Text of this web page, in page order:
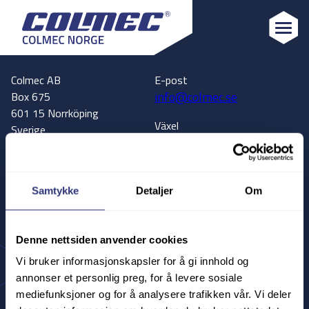
Samtykke Detaljer Om
Denne nettsiden anvender cookies
Vi bruker informasjonskapsler for å gi innhold og
annonser et personlig preg, for å levere sosiale
mediefunksjoner og for å analysere trafikken vår. Vi deler
Colmec
Colmec AB
Box 675
601 15 Norrköping
Sverige
602 38 Norrköping
Sverige
Vägbeskrivning
E-post
info@colmec.se
Växel
+46 11 13 40 37
Colmec Sverige
Colmec Finland